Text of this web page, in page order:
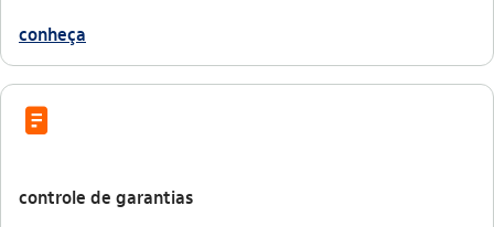
conheça
icon-itaufonts_documento
controle de garantias